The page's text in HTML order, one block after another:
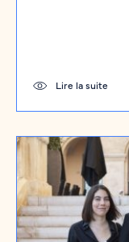
Lire la suite